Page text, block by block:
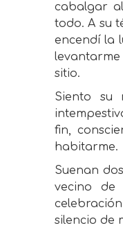
cabalgar
todo. A su
encendí la
sitio.
Siento su
fin,
habitarme.
Suenan
vecino de
silencio de